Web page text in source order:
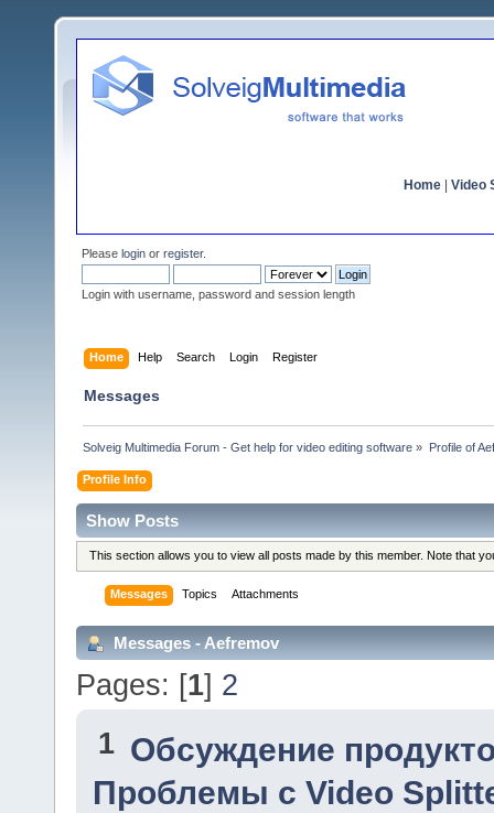
Home Video
Please login or register.
Login with username, password and session length
Home Help Search Login Register
Messages
Solveig Multimedia Forum - Get help for video editing software » Profile of
Profile Info
Show Posts
This section allows you to view all posts made by this member. Note that
Messages Topics Attachments
Messages - Aefremov
Pages: [1] 2
1 Обсуждение
Проблемы с Video